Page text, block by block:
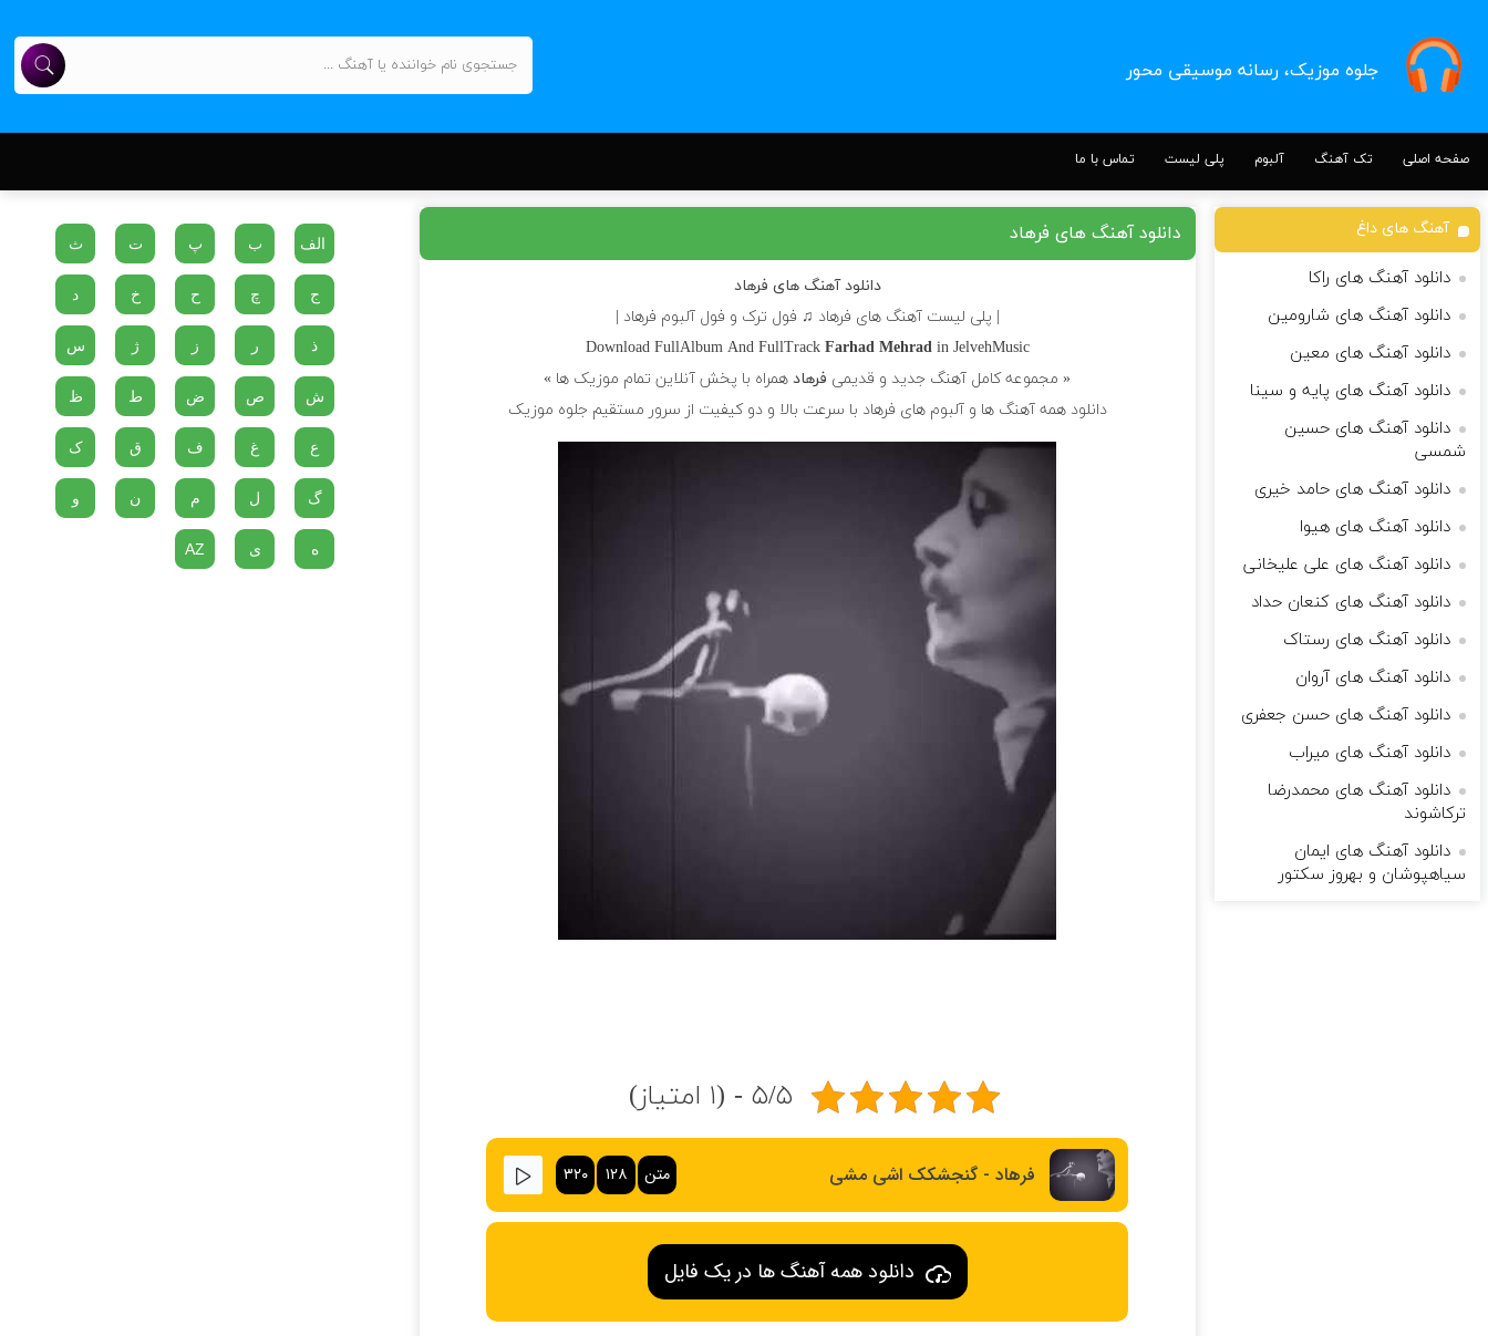
جلوه موزیک، رسانه موسیقی محور
صفحه اصلی تک آهنگ آلبوم پلی لیست تماس با ما
دانلود آهنگ های فرهاد
دانلود آهنگ های فرهاد
| پلی لیست آهنگ های فرهاد ♫ فول ترک و فول آلبوم فرهاد |
Download FullAlbum And FullTrack Farhad Mehrad in JelvehMusic
« مجموعه کامل آهنگ جدید و قدیمی فرهادهمراه با پخش آنلاین تمام موزیک ها »
دانلود همه آهنگ ها و آلبوم های فرهاد با سرعت بالا و دو کیفیت از سرور مستقیم جلوه موزیک
۵/۵ - (۱ امتیاز)
فرهاد - گنجشکک اشی مشی متن ۱۲۸ ۳۲۰
دانلود همه آهنگ ها در یک فایل
آهنگ های داغ
دانلود آهنگ های راکا
دانلود آهنگ های شارومین
دانلود آهنگ های معین
دانلود آهنگ های پایه و سینا
دانلود آهنگ های حسین
شمسی
دانلود آهنگ های حامد خیری
دانلود آهنگ های هیوا
دانلود آهنگ های علی علیخانی
دانلود آهنگ های کنعان حداد
دانلود آهنگ های رستاک
دانلود آهنگ های آروان
دانلود آهنگ های حسن جعفری
دانلود آهنگ های میراب
دانلود آهنگ های محمدرضا
ترکاشوند
دانلود آهنگ های ایمان
سیاهپوشان و بهروز سکتور
الف ب پ ت ث
ج چ ح خ د
ذ ر ز ژ س
ش ص ض ط ظ
ع غ ف ق ک
گ ل م ن و
ه ی AZ